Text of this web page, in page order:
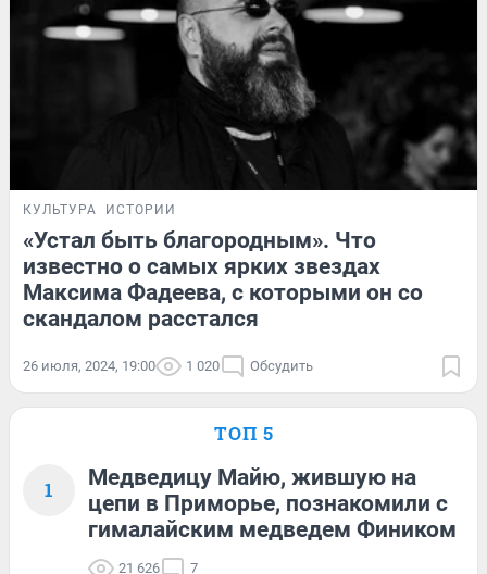
КУЛЬТУРА ИСТОРИИ
«Устал быть благородным». Что
известно о самых ярких звездах
Максима Фадеева, с которыми он со
скандалом расстался
26 июля, 2024, 19:00 1 020 Обсудить
ТОП 5
1
Медведицу Майю, жившую на
цепи в Приморье, познакомили с
гималайским медведем Фиником
21 626 7